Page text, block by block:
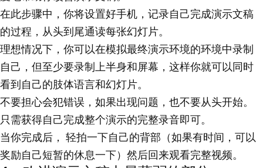
在此步骤中，你将设置好手机，记录自己完成演示文稿
的过程，从头到尾通读每张幻灯片。
理想情况下，你可以在模拟最终演示环境的环境中录制
自己，但至少要录制上半身和屏幕，这样你就可以同时
看到自己的肢体语言和幻灯片。
不要担心会犯错误，如果出现问题，也不要从头开始。
只需获得自己完成整个演示的完整录音即可。
当你完成后， 轻拍一下自己的背部（如果有时间，可以
奖励自己短暂的休息一下）然后回来观看完整视频。